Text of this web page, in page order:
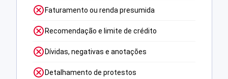
Faturamento ou renda presumida
Recomendação e limite de crédito
Dívidas, negativas e anotações
Detalhamento de protestos